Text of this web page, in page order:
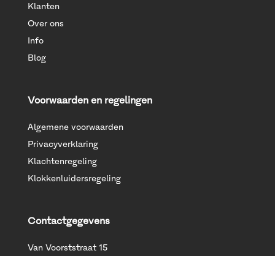
Klanten
Over ons
Info
Blog
Voorwaarden en regelingen
Algemene voorwaarden
Privacyverklaring
Klachtenregeling
Klokkenluidersregeling
Contactgegevens
Van Voorststraat 15